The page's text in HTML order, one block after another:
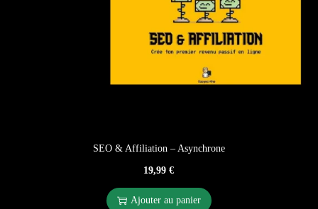
SEO & Affiliation – Asynchrone
19,99€
Ajouter au panier